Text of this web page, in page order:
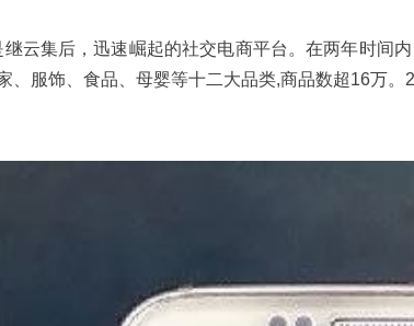
云集后，迅速崛起的社交电商平台。在两年时间
服饰、食品、母婴等十二大品类,商品数超16万。